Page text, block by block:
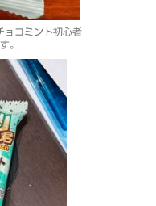
ョコミント初心者
。